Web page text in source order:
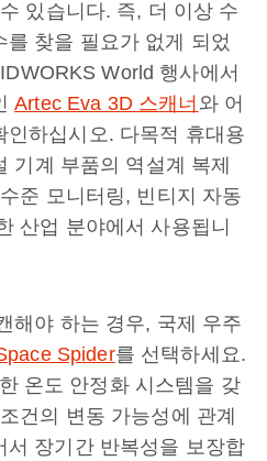
있습니다. 즉, 더 이상 수
찾을 필요가 없게 되었
World 행사에서
Artec Eva 3D 스캐너 와 어
인하십시오. 다목적 휴대용
기계 부품의 역설계 복제
준 모니터링, 빈티지 자동
산업 분야에서 사용됩니
해야 하는 경우, 국제 우주
Spider를 선택하세요.
온도 안정화 시스템을 갖
건의 변동 가능성에 관계
서 장기간 반복성을 보장합